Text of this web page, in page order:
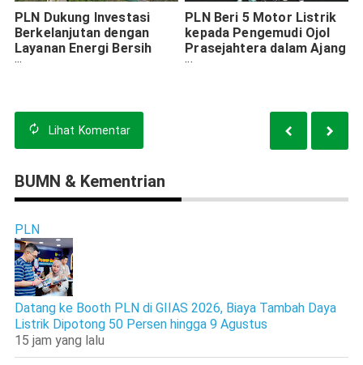
PLN Dukung Investasi
Berkelanjutan dengan
Layanan Energi Bersih
GEAS dan REC
PLN Beri 5 Motor Listrik
kepada Pengemudi Ojol
Prasejahtera dalam Ajang
Electric Run 2024
Lihat Komentar
BUMN & Kementrian
PLN
Datang ke Booth PLN di GIIAS 2026, Biaya Tambah Daya
Listrik Dipotong 50 Persen hingga 9 Agustus
15 jam yang lalu